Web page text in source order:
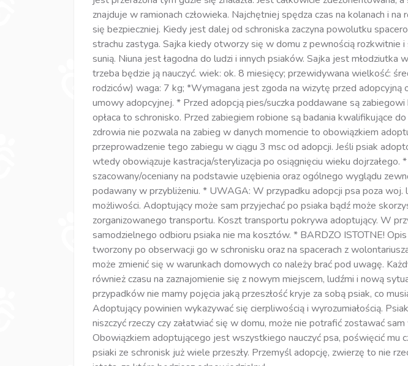
znajduje w ramionach człowieka. Najchętniej spędza czas na kolanach i na
się bezpieczniej. Kiedy jest dalej od schroniska zaczyna powolutku
strachu zastyga. Sajka kiedy otworzy się w domu z pewnością rozkwitnie
sunią. Niuna jest łagodna do ludzi i innych psiaków. Sajka jest młodziutka
trzeba będzie ją nauczyć. wiek: ok. 8 miesięcy; przewidywana wielkość:
rodziców) waga: 7 kg; *Wymagana jest zgoda na wizytę przed adopcyjną
umowy adopcyjnej. * Przed adopcją pies/suczka poddawane są zabiegowi
opłaca to schronisko. Przed zabiegiem robione są badania kwalifikujące
zdrowia nie pozwala na zabieg w danych momencie to obowiązkiem
przeprowadzenie tego zabiegu w ciągu 3 msc od adopcji. Jeśli psiak
wtedy obowiązuje kastracja/sterylizacja po osiągnięciu wieku dojrzałego.
szacowany/oceniany na podstawie uzębienia oraz ogólnego wyglądu
podawany w przybliżeniu. * UWAGA: W przypadku adopcji psa poza woj.
możliwości. Adoptujący może sam przyjechać po psiaka bądź może
zorganizowanego transportu. Koszt transportu pokrywa adoptujący. W
samodzielnego odbioru psiaka nie ma kosztów. * BARDZO ISTOTNE!
tworzony po obserwacji go w schronisku oraz na spacerach z
może zmienić się w warunkach domowych co należy brać pod uwagę.
również czasu na zaznajomienie się z nowym miejscem, ludźmi i nową
przypadków nie mamy pojęcia jaką przeszłość kryje za sobą psiak, co
Adoptujący powinien wykazywać się cierpliwością i wyrozumiałością.
niszczyć rzeczy czy załatwiać się w domu, może nie potrafić zostawać sam
Obowiązkiem adoptującego jest wszystkiego nauczyć psa, poświęcić mu
psiaki ze schronisk już wiele przeszły. Przemyśl adopcję, zwierzę to nie